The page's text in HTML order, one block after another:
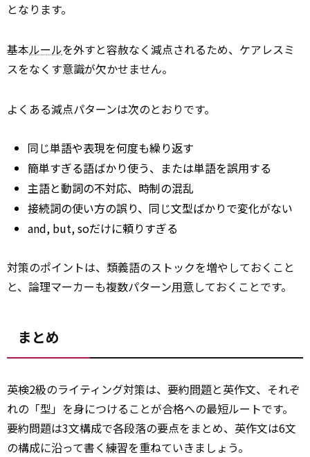
となります。
基本ルールを外すと容赦なく減点されるため、ケアレスミ
スをなくす意識が欠かせません。
よくある減点パターンは次のとおりです。
同じ単語や表現を何度も繰り返す
簡単すぎる語ばかり使う、または単語を誤用する
主語と動詞の不対応、時制の混乱
接続詞の使い方の誤り、同じ文型ばかりで変化がない
and, but, soだけに頼りすぎる
対策のポイントは、類義語のストックを増やしておくこと
と、論理マーカーも複数パターン用意しておくことです。
まとめ
英検2級のライティング対策は、要約問題と英作文、それぞ
れの「型」を身につけることが合格への最短ルートです。
要約問題は3文構成で各段落の要点をまとめ、英作文は6文
の構成に沿って書く練習を重ねていきましょう。